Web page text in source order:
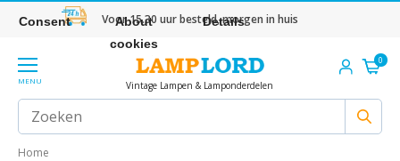
Voor 15.30 uur besteld, morgen in huis
MENU Vintage Lampen & Lamponderdelen
0
Home
Consent
About
cookies
Details